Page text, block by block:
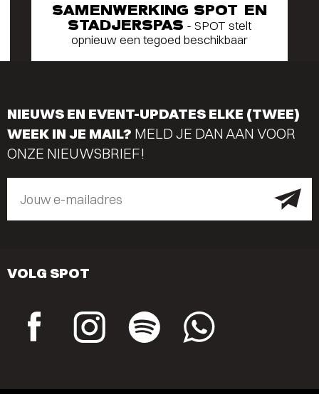
SAMENWERKING SPOT EN
STADJERSPAS - SPOT stelt
opnieuw een tegoed beschikbaar
NIEUWS EN EVENT-UPDATES ELKE (TWEE)
WEEK IN JE MAIL? MELD JE DAN AAN VOOR
ONZE NIEUWSBRIEF!
Jouw e-mailadres
VOLG SPOT